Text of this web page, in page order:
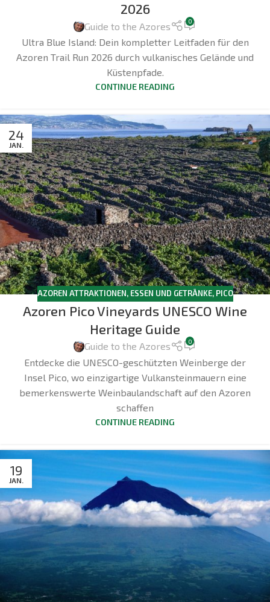
2026
Guide to the Azores 0
Ultra Blue Island: Dein kompletter Leitfaden für den
Azoren Trail Run 2026 durch vulkanisches Gelände und
Küstenpfade.
CONTINUE READING
24
JAN.
AZOREN ATTRAKTIONEN, ESSEN UND GETRÄNKE, PICO
Azoren Pico Vineyards UNESCO Wine
Heritage Guide
Guide to the Azores 0
Entdecke die UNESCO-geschützten Weinberge der
Insel Pico, wo einzigartige Vulkansteinmauern eine
bemerkenswerte Weinbaulandschaft auf den Azoren
schaffen
CONTINUE READING
19
JAN.